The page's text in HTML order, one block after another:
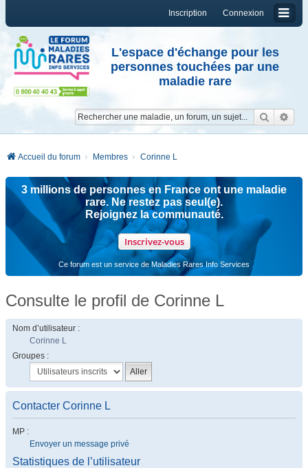
Connexion
Inscription
L'espace d'échange pour les
personnes touchées par une
maladie rare
Accueil du forum Membres Corinne L
3 millions de personnes en France ont une maladie
rare. Ne restez pas seul(e).
Rejoignez la communauté.
Inscrivez-vous
Ce forum est un service de Maladies Rares Info Services
Consulte le profil de Corinne L
Nom d’utilisateur :
Corinne L
Groupes :
Contacter Corinne L
MP :
Envoyer un message privé
Statistiques de l’utilisateur